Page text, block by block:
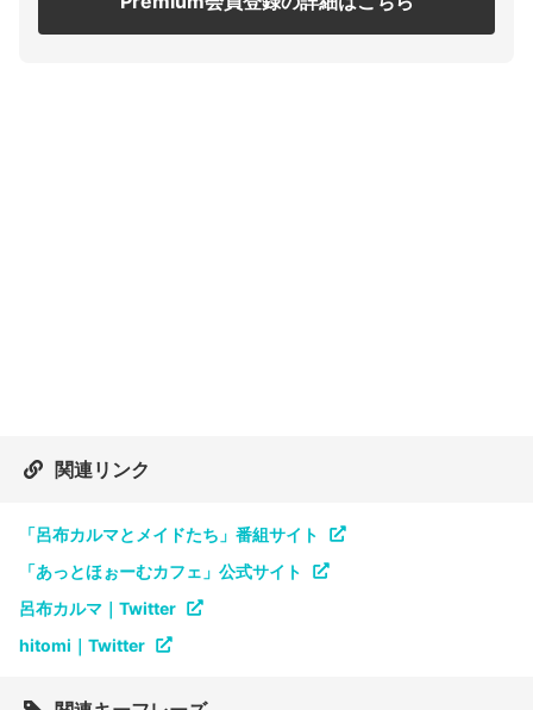
関連リンク
「呂布カルマとメイドたち」番組サイト
「あっとほぉーむカフェ」公式サイト
呂布カルマ｜Twitter
hitomi｜Twitter